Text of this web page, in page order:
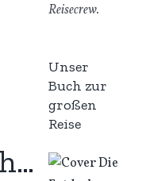
Reisecrew.
Unser
Buch zur
großen
Reise